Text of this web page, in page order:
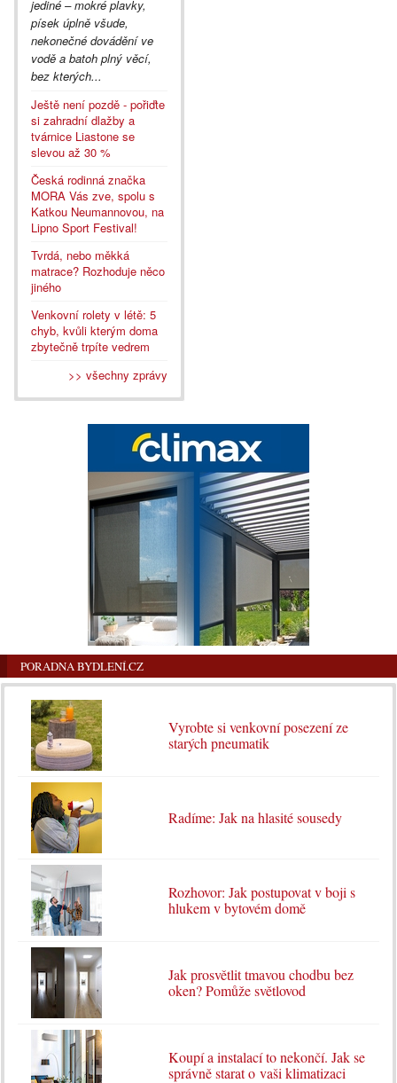
jediné – mokré plavky,
písek úplně všude,
nekonečné dovádění ve
vodě a batoh plný věcí,
bez kterých...
Ještě není pozdě - pořiďte
si zahradní dlažby a
tvárnice Liastone se
slevou až 30 %
Česká rodinná značka
MORA Vás zve, spolu s
Katkou Neumannovou, na
Lipno Sport Festival!
Tvrdá, nebo měkká
matrace? Rozhoduje něco
jiného
Venkovní rolety v létě: 5
chyb, kvůli kterým doma
zbytečně trpíte vedrem
>> všechny zprávy
PORADNA BYDLENÍ.CZ
Vyrobte si venkovní posezení ze
starých pneumatik
Radíme: Jak na hlasité sousedy
Rozhovor: Jak postupovat v boji s
hlukem v bytovém domě
Jak prosvětlit tmavou chodbu bez
oken? Pomůže světlovod
Koupí a instalací to nekončí. Jak se
správně starat o vaši klimatizaci